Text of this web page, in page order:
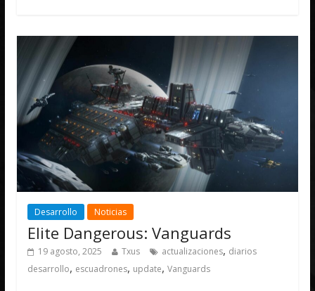
Desarrollo Noticias
Elite Dangerous: Vanguards
19 agosto, 2025 Txus actualizaciones, diarios
desarrollo, escuadrones, update,Vanguards